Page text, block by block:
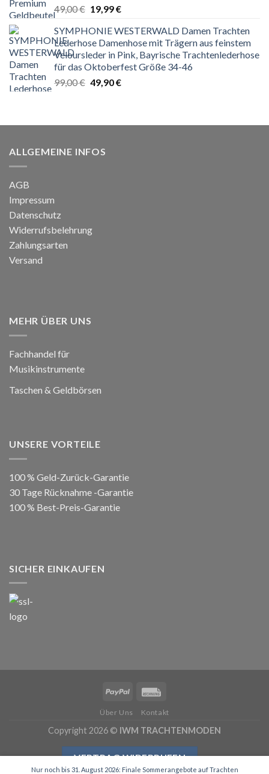
49,00€ Ursprünglicher
war:
49,00 €
19,99€Aktueller
ist:
19,99 €.
SYMPHONIE WESTERWALD Damen Trachten
Lederhose Damenhose mit Trägern aus feinstem
Veloursleder in Pink, Bayrische Trachtenlederhose
für das Oktoberfest Größe 34-46
99,00€ Ursprünglicher
49,90€Aktueller
ALLGEMEINE INFOS
AGB
Impressum
Datenschutz
Widerrufsbelehrung
Zahlungsarten
Versand
MEHR ÜBER UNS
Fachhandel für
Musikinstrumente
Taschen & Geldbörsen
UNSERE VORTEILE
100 % Geld-Zurück-Garantie
30 Tage Rücknahme -Garantie
100 % Best-Preis-Garantie
SICHER EINKAUFEN
Über Uns Kontakt
Copyright 2026 © IWM TRACHTENMODEN
Nur noch bis 31. August 2026: Finale Sommerangebote auf Trachten
VERTRAG WIDERRUFEN